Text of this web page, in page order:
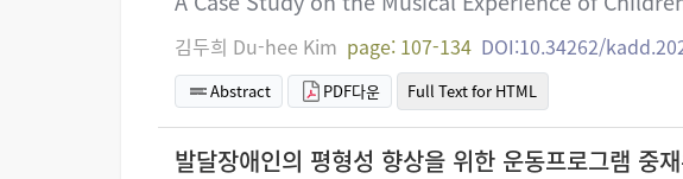
김두희 Du-hee Kim page: 107-134 DOI:10.34262/
Abstract PDF다운 Full Text for HTML
발달장애인의 평형성 향상을 위한 운동프로그램 중